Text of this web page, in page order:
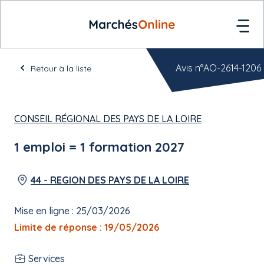
Retour à la liste
CONSEIL RÉGIONAL DES PAYS DE LA LOIRE
1 emploi = 1 formation 2027
44 - REGION DES PAYS DE LA LOIRE
Mise en ligne : 25/03/2026
Limite de réponse : 19/05/2026
Services
Avis n°AO-2614-1206